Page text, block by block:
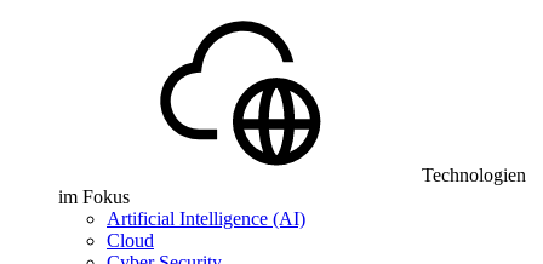
Technologien
im Fokus
Artificial Intelligence (AI)
Cloud